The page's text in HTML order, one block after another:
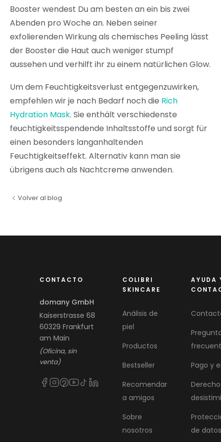
Booster wendest Du am besten an ein bis zwei
Abenden pro Woche an. Neben seiner
exfolierenden Wirkung als chemisches Peeling lässt
der Booster die Haut auch weniger stumpf
aussehen und verhilft ihr zu einem natürlichen Glow.
Um dem Feuchtigkeitsverlust entgegenzuwirken,
empfehlen wir je nach Bedarf noch die Rich
Hydration Mask. Sie enthält verschiedenste
feuchtigkeitsspendende Inhaltsstoffe und sorgt für
einen besonders langanhaltenden
Feuchtigkeitseffekt. Alternativ kann man sie
übrigens auch als Nachtcreme anwenden.
Volver al blog
CONTACTO
domany GmbH
Kaiserstrasse 68
60329 Frankfurt
am Main
(Oficina, sin
venta)
COLIBRI
SKINCARE
Análisis de
piel
Productos
Bestseller
Recomendar
a amigos
Sobre
nosotros
AYUDA
Pago y
de datos